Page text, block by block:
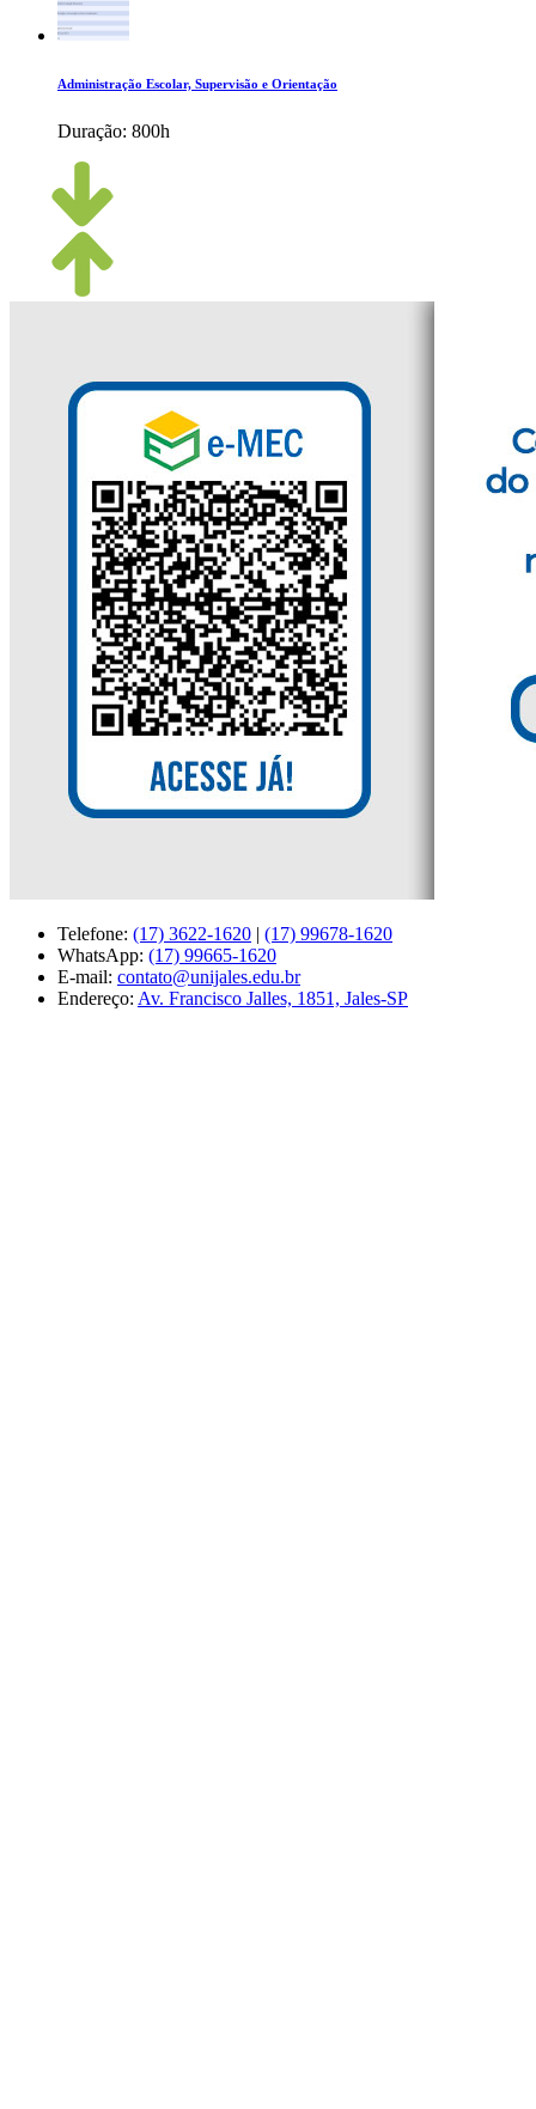
Administração Escolar, Supervisão e Orientação
Duração: 800h
Telefone: (17) 3622-1620 | (17) 99678-1620
WhatsApp: (17) 99665-1620
E-mail: contato@unijales.edu.br
Endereço: Av. Francisco Jalles, 1851, Jales-SP